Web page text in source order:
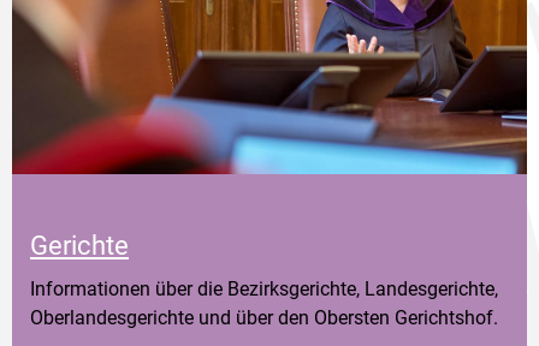
Gerichte
Informationen über die Bezirksgerichte, Landesgerichte,
Oberlandesgerichte und über den Obersten Gerichtshof.